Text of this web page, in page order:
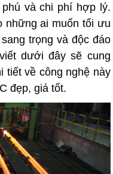
và chi phí hợp lý.
những ai muốn tối ưu
trọng và độc đáo
dưới đây sẽ cung
tiết về công nghệ này
đẹp, giá tốt.